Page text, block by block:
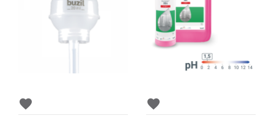
favorite favorite